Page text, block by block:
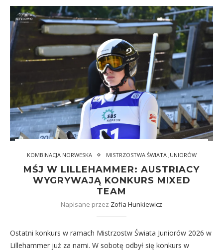
KOMBINACJA NORWESKA MISTRZOSTWA ŚWIATA JUNIORÓW
MŚJ W LILLEHAMMER: AUSTRIACY
WYGRYWAJĄ KONKURS MIXED
TEAM
Napisane przez Zofia Hunkiewicz
Ostatni konkurs w ramach Mistrzostw Świata Juniorów 2026 w
Lillehammer już za nami. W sobotę odbył się konkurs w